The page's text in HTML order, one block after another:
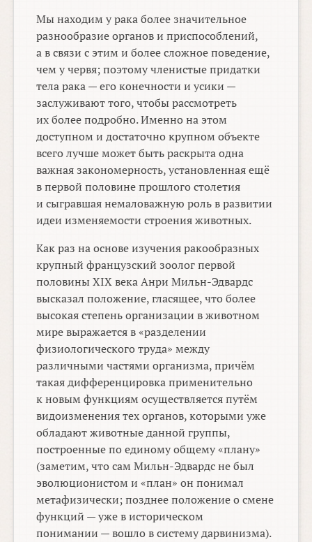
Мы находим у рака более значительное
разнообразие органов и приспособлений,
а в связи с этим и более сложное поведение,
чем у червя; поэтому членистые придатки
тела рака — его конечности и усики —
заслуживают того, чтобы рассмотреть
их более подробно. Именно на этом
доступном и достаточно крупном объекте
всего лучше может быть раскрыта одна
важная закономерность, установленная ещё
в первой половине прошлого столетия
и сыгравшая немаловажную роль в развитии
идеи изменяемости строения животных.
Как раз на основе изучения ракообразных
крупный французский зоолог первой
половины XIX века Анри Мильн-Эдвардс
высказал положение, гласящее, что более
высокая степень организации в животном
мире выражается в «разделении
физиологического труда» между
различными частями организма, причём
такая дифференцировка применительно
к новым функциям осуществляется путём
видоизменения тех органов, которыми уже
обладают животные данной группы,
построенные по единому общему «плану»
(заметим, что сам Мильн-Эдвардс не был
эволюционистом и «план» он понимал
метафизически; позднее положение о смене
функций — уже в историческом
понимании — вошло в систему дарвинизма).